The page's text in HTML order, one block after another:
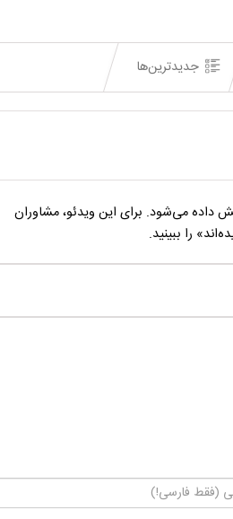
جدیدترین‌ها
داده می‌شود. برای این ویدئو، مشاوران
را ببینید.